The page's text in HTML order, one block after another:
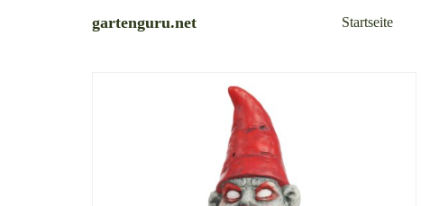
gartenguru.net Startseite